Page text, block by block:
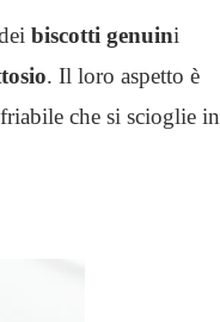
biscotti genuini
. Il loro aspetto è
che si scioglie in